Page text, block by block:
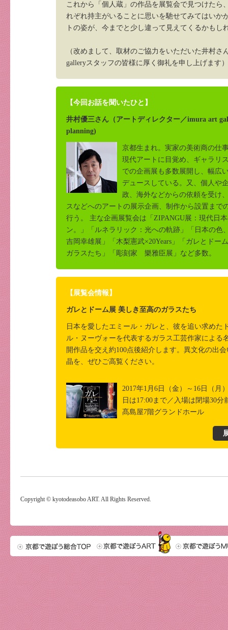
これから「個人蔵」の作品を展覧会で見つけたら
れぞれ持主がいることに思いを馳せてみてはいか
トの姿が、今までと少し違って見えてくるかもし
（改めまして、取材のご協力をいただいた井村さ
galleryスタッフの皆様に厚く御礼を申し上げます）
【今回お話を聞いたひと】
井村優三さん（アートディレクター／imura art
planning)
京都生まれ。実家の美術商の仕
現代アートに目覚め、ギャラリ
での企画展も多数展開し、幅広
デュースしている。又、個人や
政、海外などからの依頼を受け
スなどへのアートの展示企画、制作から設置まで
行う。 主な企画展覧会は「ZIPANGU展：現代日
ン。」「ルネラリック：光への軌跡」「日本の色
吉岡幸雄展」「木梨憲武×20Years」「ガレとドー
ガラスたち」「彫刻家 樂雅臣展」など多数。
【展覧会情報】
ガレとドーム展 美しき至高のガラスたち
日本を愛したエミール・ガレと、彼を追い求めた
ル・ヌーヴォーを代表するガラス工芸作家による
開作品を交え約100点後紹介します。異文化の出
晶を、ぜひご高覧ください。
2017年1月6日（金）～16日（月
日は17:00まで／入場は閉場30
髙島屋7階グランドホール
Copyright © kyotodeasobo ART. All Rights Reserved.